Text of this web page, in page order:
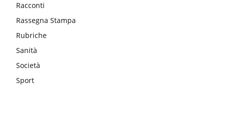
Racconti
Rassegna Stampa
Rubriche
Sanità
Società
Sport